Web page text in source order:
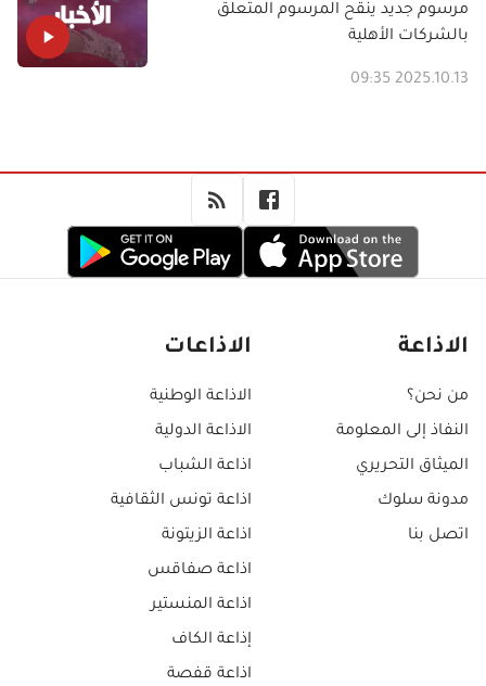
مرسوم جديد ينقح المرسوم المتعلق
بالشركات الأهلية
2025.10.13 09:35
الاذاعة
من نحن؟
النفاذ إلى المعلومة
الميثاق التحريري
مدونة سلوك
اتصل بنا
الاذاعات
الاذاعة الوطنية
الاذاعة الدولية
اذاعة الشباب
اذاعة تونس الثقافية
اذاعة الزيتونة
اذاعة صفاقس
اذاعة المنستير
إذاعة الكاف
اذاعة قفصة